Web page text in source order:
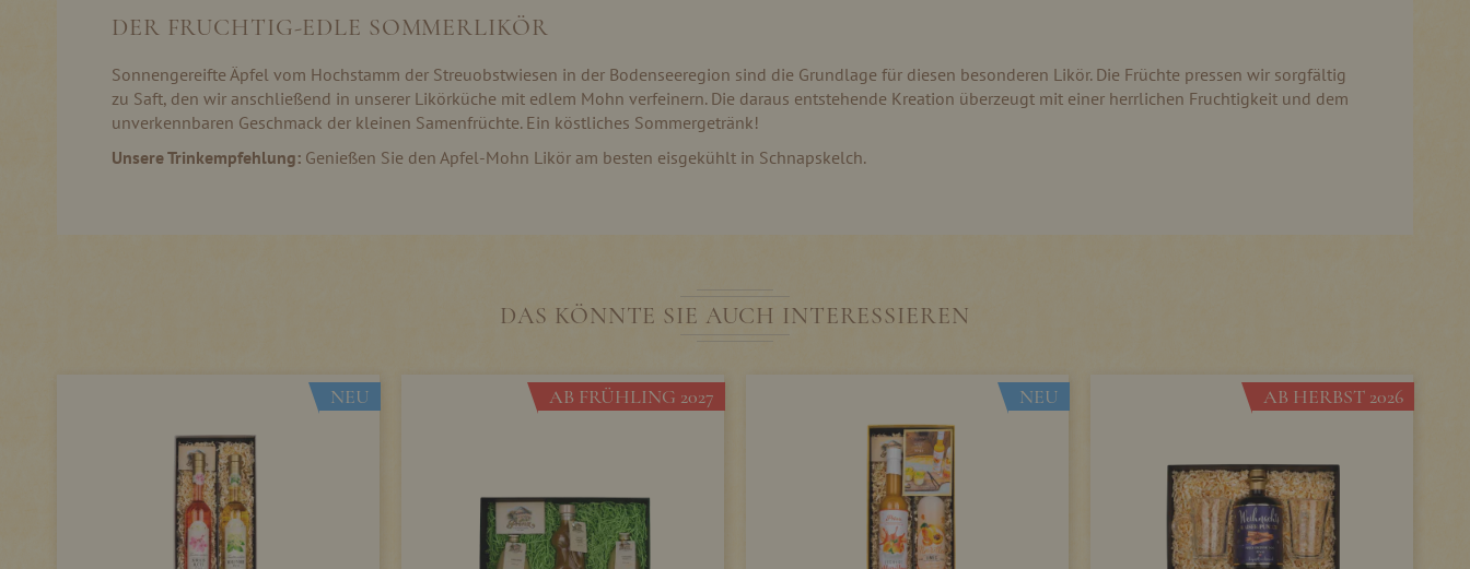
DER FRUCHTIG-EDLE SOMMERLIKÖR
Sonnengereifte Äpfel vom Hochstamm der Streuobstwiesen in der Bodenseeregion sind die Grundlage für diesen besonderen Likör. Die Früchte pressen wir sorgfältig
zu Saft, den wir anschließend in unserer Likörküche mit edlem Mohn verfeinern. Die daraus entstehende Kreation überzeugt mit einer herrlichen Fruchtigkeit und dem
unverkennbaren Geschmack der kleinen Samenfrüchte. Ein köstliches Sommergetränk!
Unsere Trinkempfehlung: Genießen Sie den Apfel-Mohn Likör am besten eisgekühlt in Schnapskelch.
DAS KÖNNTE SIE AUCH INTERESSIEREN
NEU AB FRÜHLING 2027 NEU AB HERBST 2026